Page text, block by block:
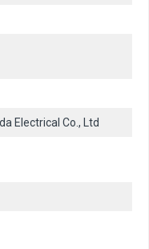
Electrical Co., Ltd